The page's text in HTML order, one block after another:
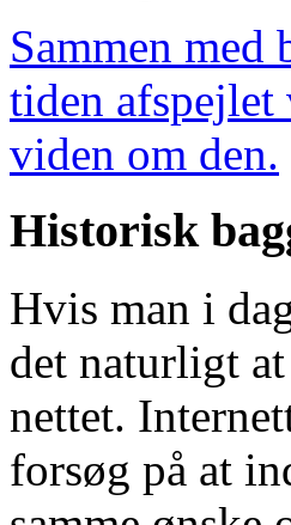
Sammen med
tiden afspejlet
viden om den.
Historisk
Hvis man i
det naturligt
nettet.
forsøg på at